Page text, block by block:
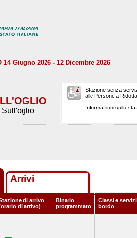
14 Giugno 2026 - 12 Dicembre 2026
Sull'oglio
Stazione senza
alle Persone a
Informazioni sulle
Arrivi
di arrivo
di arrivo)
Binario
programmato
Classi e servizi
bordo